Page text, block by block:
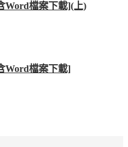
Word檔案下載](上)
Word檔案下載]